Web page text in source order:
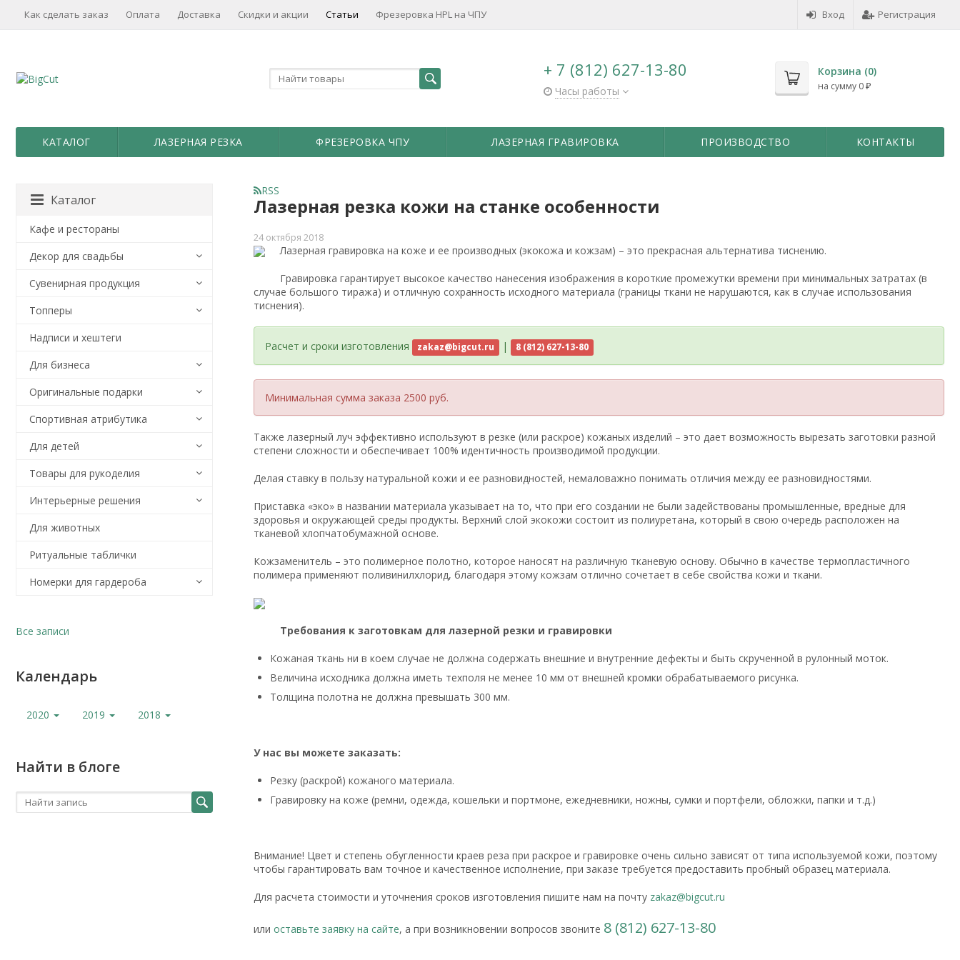
Вход Регистрация
Как сделать заказ Оплата Доставка Скидки и акции Статьи Фрезеровка HPL на ЧПУ
+ 7 (812) 627-13-80
Часы работы
Корзина (0)
на сумму 0 ₽
КАТАЛОГ ЛАЗЕРНАЯ РЕЗКА ФРЕЗЕРОВКА ЧПУ ЛАЗЕРНАЯ ГРАВИРОВКА ПРОИЗВОДСТВО КОНТАКТЫ
RSS
Лазерная резка кожи на станке особенности
24 октября 2018
Лазерная гравировка на коже и ее производных (экокожа и кожзам) – это прекрасная альтернатива тиснению.
Гравировка гарантирует высокое качество нанесения изображения в короткие промежутки времени при минимальных затратах (в
случае большого тиража) и отличную сохранность исходного материала (границы ткани не нарушаются, как в случае использования
тиснения).
Расчет и сроки изготовления zakaz@bigcut.ru | 8 (812) 627-13-80
Минимальная сумма заказа 2500 руб.
Также лазерный луч эффективно используют в резке (или раскрое) кожаных изделий – это дает возможность вырезать заготовки разной
степени сложности и обеспечивает 100% идентичность производимой продукции.
Делая ставку в пользу натуральной кожи и ее разновидностей, немаловажно понимать отличия между ее разновидностями.
Приставка «эко» в названии материала указывает на то, что при его создании не были задействованы промышленные, вредные для
здоровья и окружающей среды продукты. Верхний слой экокожи состоит из полиуретана, который в свою очередь расположен на
тканевой хлопчатобумажной основе.
Кожзаменитель – это полимерное полотно, которое наносят на различную тканевую основу. Обычно в качестве термопластичного
полимера применяют поливинилхлорид, благодаря этому кожзам отлично сочетает в себе свойства кожи и ткани.
Требования к заготовкам для лазерной резки и гравировки
Кожаная ткань ни в коем случае не должна содержать внешние и внутренние дефекты и быть скрученной в рулонный моток.
Величина исходника должна иметь техполя не менее 10 мм от внешней кромки обрабатываемого рисунка.
Толщина полотна не должна превышать 300 мм.
У нас вы можете заказать:
Резку (раскрой) кожаного материала.
Гравировку на коже (ремни, одежда, кошельки и портмоне, ежедневники, ножны, сумки и портфели, обложки, папки и т.д.)
Внимание! Цвет и степень обугленности краев реза при раскрое и гравировке очень сильно зависят от типа используемой кожи, поэтому
чтобы гарантировать вам точное и качественное исполнение, при заказе требуется предоставить пробный образец материала.
Для расчета стоимости и уточнения сроков изготовления пишите нам на почту zakaz@bigcut.ru
или оставьте заявку на сайте, а при возникновении вопросов звоните 8 (812) 627-13-80
Каталог
Кафе и рестораны
Декор для свадьбы
Сувенирная продукция
Топперы
Надписи и хештеги
Для бизнеса
Оригинальные подарки
Спортивная атрибутика
Для детей
Товары для рукоделия
Интерьерные решения
Для животных
Ритуальные таблички
Номерки для гардероба
Все записи
Календарь
2020 2019 2018
Найти в блоге